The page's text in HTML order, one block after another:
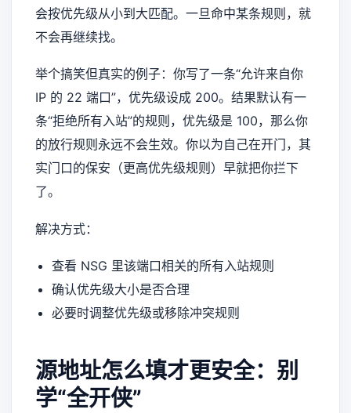
会按优先级从小到大匹配。一旦命中某条规则，就
不会再继续找。
举个搞笑但真实的例子：你写了一条“允许来自你
IP 的 22 端口”，优先级设成 200。结果默认有一
条“拒绝所有入站”的规则，优先级是 100，那么你
的放行规则永远不会生效。你以为自己在开门，其
实门口的保安（更高优先级规则）早就把你拦下
了。
解决方式：
查看 NSG 里该端口相关的所有入站规则
确认优先级大小是否合理
必要时调整优先级或移除冲突规则
源地址怎么填才更安全：别
学“全开侠”